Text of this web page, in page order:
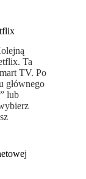
Ta
TV. Po
głównego
lub